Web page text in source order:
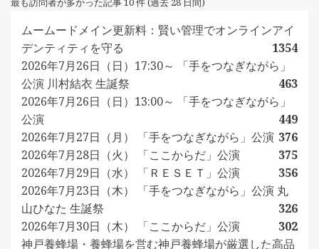
ムームードメイン更新料：賢い管理でオンラインアイ
デンティティを守る
1354
2026年7月26日（日）17:30～ 「手をつなぎながら」
公演 川村結衣 生誕祭
463
2026年7月26日（日）13:00～ 「手をつなぎながら」
公演
449
2026年7月27日（月） 「手をつなぎながら」公演 376
2026年7月28日（火） 「ここからだ」公演
375
2026年7月29日（水） 「ＲＥＳＥＴ」公演
356
2026年7月23日（木） 「手をつなぎながら」公演 丸
山ひなた 生誕祭
326
2026年7月30日（木） 「ここからだ」公演
302
神戸養蜂場・養蜂場を営む神戸養蜂場が厳選した高品